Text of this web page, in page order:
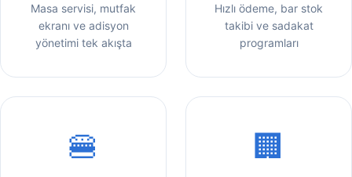
Masa servisi, mutfak
ekranı ve adisyon
yönetimi tek akışta
Hızlı ödeme, bar stok
takibi ve sadakat
programları
🍔 🏢